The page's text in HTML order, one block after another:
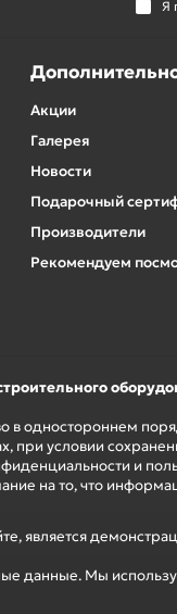
является
данные. Мы
Я
Акции
Галерея
Новости
Подарочный
Производители
Рекомендуем
в одностороннем
при условии
и
на то, что